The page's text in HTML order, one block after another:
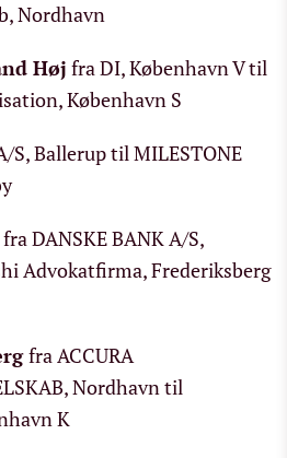
Nordhavn
Høj fra DI, København V til
København S
S, Ballerup til MILESTONE
fra DANSKE BANK A/S,
Advokatfirma, Frederiksberg
fra ACCURA
Nordhavn til
K